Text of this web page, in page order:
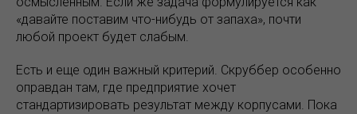
«давайте поставим что-нибудь от запаха», почти
любой проект будет слабым.
Есть и еще один важный критерий. Скруббер особенно
оправдан там, где предприятие хочет
стандартизировать результат между корпусами. Пока